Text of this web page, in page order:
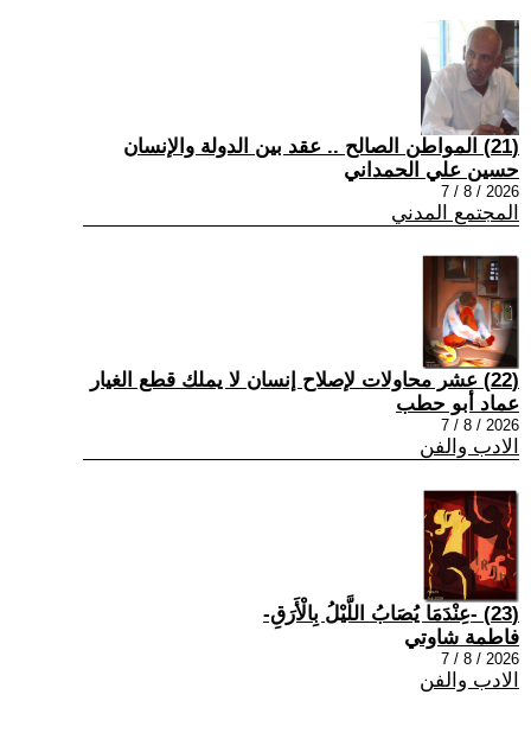
(21) المواطن الصالح .. عقد بين الدولة والإنسان
حسين علي الحمداني
2026 / 8 / 7
المجتمع المدني
(22) عشر محاولات لإصلاح إنسان لا يملك قطع الغيار
عماد أبو حطب
2026 / 8 / 7
الادب والفن
(23) -عِنْدَمَا يُصَابُ اللَّيْلُ بِالْأَرَقِ-
فاطمة شاوتي
2026 / 8 / 7
الادب والفن